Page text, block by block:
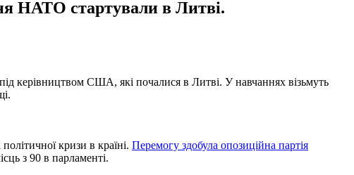
НАТО стартували в Литві.
керівництвом США, які почалися в Литві. У навчаннях візьмуть
кризи в країні. Перемогу здобула опозиційна партія
з 90 в парламенті.